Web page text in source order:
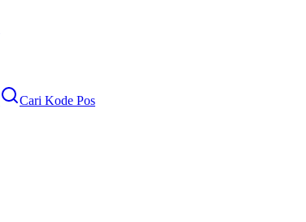
Cari Kode Pos